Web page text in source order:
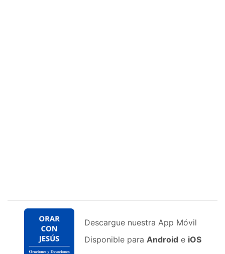
Descargue nuestra App Móvil
Disponible para Android e iOS